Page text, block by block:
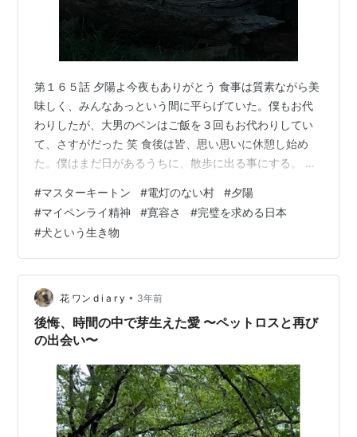
第１６５話 夕陽よ今夜もありがとう 食事は質素ながら美
味しく、みんなあっという間に平らげていた。僕もお代
わりしたが、大男のベンはご飯を３回もお代わりしてい
て、さすがだった 笑 食後は皆、思い思いに休憩し始め
た。僕はまだ日があるうちに、散歩に出る事にする。 プ
ず帰ってくるよう言われ、念の為に懐中電灯も持参する
事にした。皆は宿でひと休みするらしいが、僕は迷わず
出かける。 ここでもやはり、夕日を見たかったのだ。 小
屋の玄関を出た横には、大きなクーラーボックスがあ
る。そしてその中には、たっぷりの氷で冷やされた、キ
ンキンの飲み物が沢山入っている。きっと自…
#マスターキートン #電灯のない村 #夕陽
#マイペンライ精神 #寛容さ #完璧を求める日本
#犬という生き物
花 ワン d i a r y • 3年前
後悔、時間の中で芽生えた愛 〜ペットロスと再び
の出会い〜